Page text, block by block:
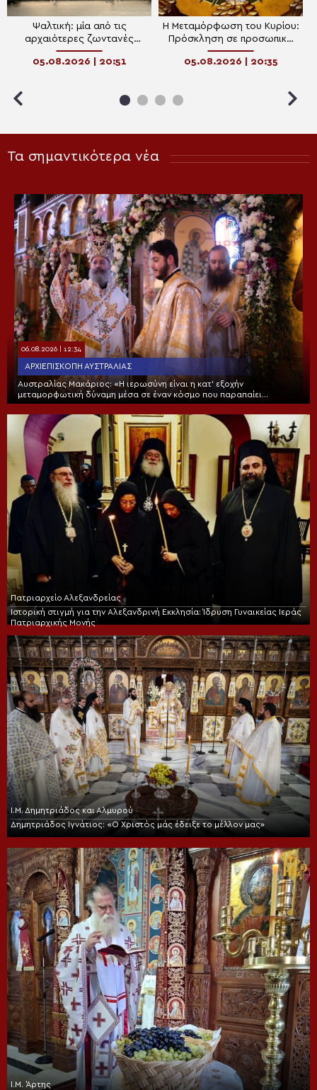
Ψαλτική: μία από τις
αρχαιότερες ζωντανές
επιτελεστικές τέχνες
(performance) της Ευρώπης
05.08.2026 | 20:51
Η Μεταμόρφωση του Κυρίου:
Πρόσκληση σε προσωπική
ανακαίνιση
05.08.2026 | 20:35
Τα σημαντικότερα νέα
06.08.2026 | 12:34
ΑΡΧΙΕΠΙΣΚΟΠΉ ΑΥΣΤΡΑΛΊΑΣ
Αυστραλίας Μακάριος: «Η ιερωσύνη είναι η κατ’ εξοχήν
μεταμορφωτική δύναμη μέσα σε έναν κόσμο που παραπαίει
πνευματικά»
Πατριαρχείο Αλεξανδρείας
Ιστορική στιγμή για την Αλεξανδρινή Εκκλησία: Ίδρυση Γυναικείας Ιεράς
Πατριαρχικής Μονής
Ι.Μ. Δημητριάδος και Αλμυρού
Δημητριάδος Ιγνάτιος: «Ο Χριστός μάς έδειξε το μέλλον μας»
Ι.Μ. Άρτης